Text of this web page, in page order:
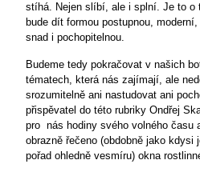
stíhá. Nejen slíbí, ale i splní. Je to o
bude dít formou postupnou,
snad i pochopitelnou.
Budeme tedy pokračovat v našich
tématech, která nás zajímají, ale
srozumitelně ani nastudovat ani
přispěvatel do této rubriky Ondřej
pro nás hodiny svého volného času
obrazně řečeno (obdobně jako kdysi
pořad ohledně vesmíru) okna